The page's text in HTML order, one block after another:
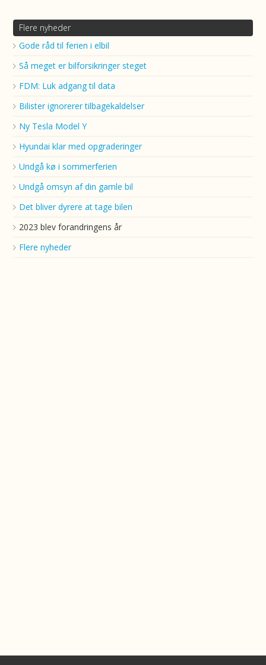
Flere nyheder
Gode råd til ferien i elbil
Så meget er bilforsikringer steget
FDM: Luk adgang til data
Bilister ignorerer tilbagekaldelser
Ny Tesla Model Y
Hyundai klar med opgraderinger
Undgå kø i sommerferien
Undgå omsyn af din gamle bil
Det bliver dyrere at tage bilen
2023 blev forandringens år
Flere nyheder